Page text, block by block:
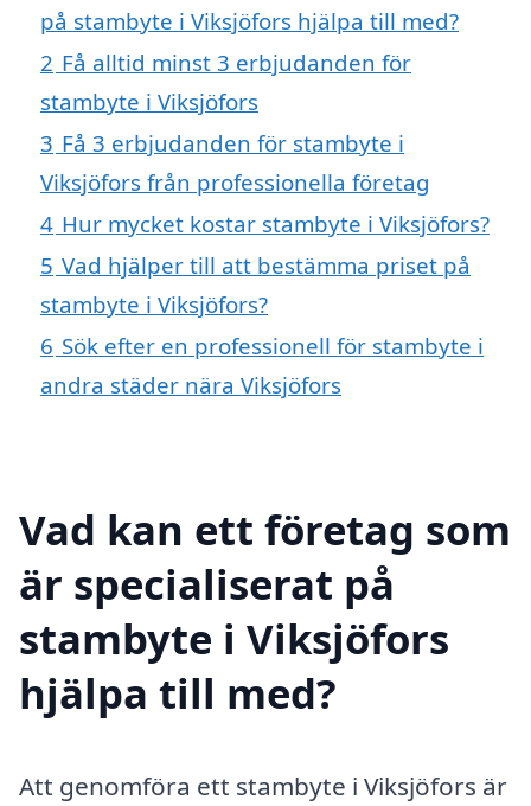
på stambyte i Viksjöfors hjälpa till med?
2 Få alltid minst 3 erbjudanden för
stambyte i Viksjöfors
3 Få 3 erbjudanden för stambyte i
Viksjöfors från professionella företag
4 Hur mycket kostar stambyte i Viksjöfors?
5 Vad hjälper till att bestämma priset på
stambyte i Viksjöfors?
6 Sök efter en professionell för stambyte i
andra städer nära Viksjöfors
Vad kan ett företag som
är specialiserat på
stambyte i Viksjöfors
hjälpa till med?
Att genomföra ett stambyte i Viksjöfors är